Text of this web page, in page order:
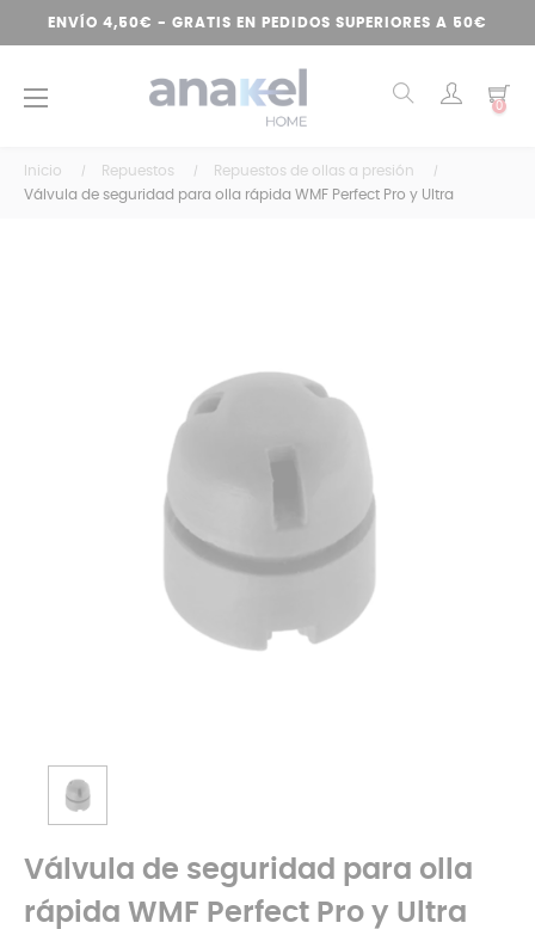
ENVÍO 4,50€ - GRATIS EN PEDIDOS SUPERIORES A 50€
Navegación
☰ 0
Inicio Repuestos
Repuestos de ollas a presión
Válvula de seguridad para olla rápida WMF Perfect Pro y Ultra
Válvula de seguridad para olla
rápida WMF Perfect Pro y Ultra